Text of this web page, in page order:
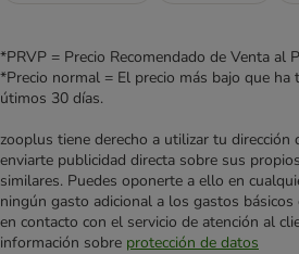
*PRVP = Precio Recomendado de Venta al
*Precio normal = El precio más bajo que
útimos 30 días.
zooplus tiene derecho a utilizar tu dirección
enviarte publicidad directa sobre sus
similares. Puedes oponerte a ello en
ningún gasto adicional a los gastos
en contacto con el servicio de atención al
información sobre protección de datos